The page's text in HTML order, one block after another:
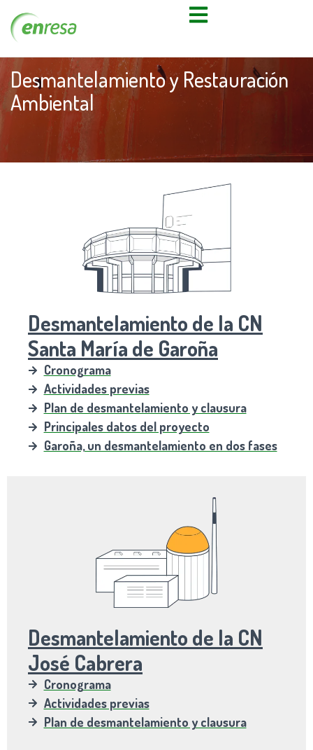
Desmantelamiento y Restauración
Ambiental
Desmantelamiento de la CN
Santa María de Garoña
Cronograma
Actividades previas
Plan de desmantelamiento y clausura
Principales datos del proyecto
Garoña, un desmantelamiento en dos fases
Desmantelamiento de la CN
José Cabrera
Cronograma
Actividades previas
Plan de desmantelamiento y clausura